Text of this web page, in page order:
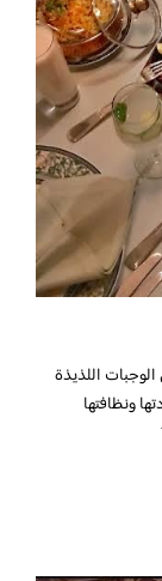
اللذيذة
ونظافتها